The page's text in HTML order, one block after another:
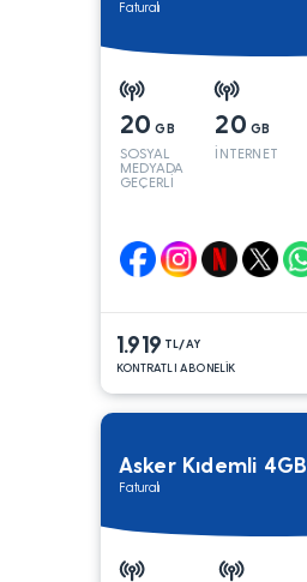
Faturalı
20 GB
SOSYAL
MEDYADA
GEÇERLİ
20 GB
İNTERNET
1.919 TL/AY
KONTRATLI ABONELİK
Asker Kıdemli 4GB
Faturalı